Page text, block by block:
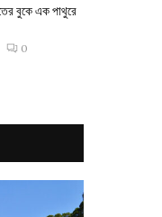
বুকে এক পাথুরে
0